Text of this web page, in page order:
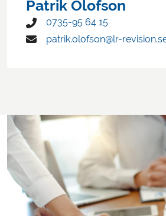
Patrik Olofson
0735-95 64 15
patrik.olofson@lr-